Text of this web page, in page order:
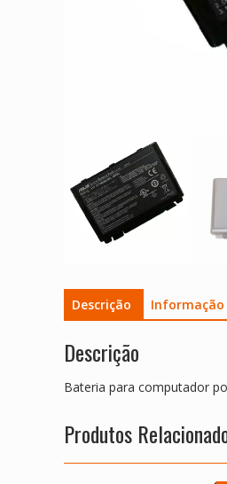
Descrição
Descrição
Bateria para computador
Produtos